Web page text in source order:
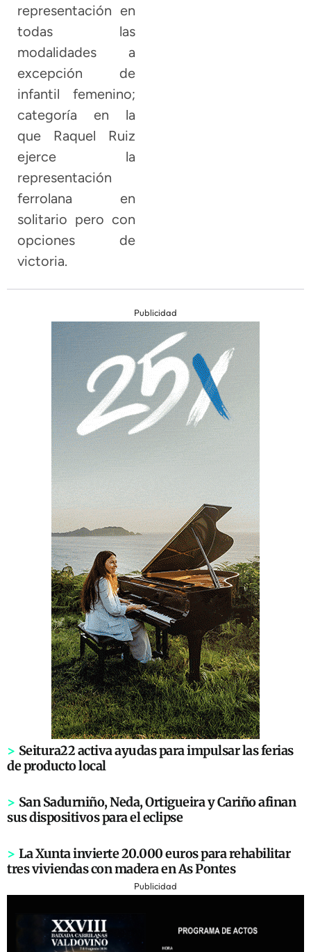
representación en
todas las
modalidades a
excepción de
infantil femenino;
categoría en la
que Raquel Ruiz
ejerce la
representación
ferrolana en
solitario pero con
opciones de
victoria.
Publicidad
> Seitura22 activa ayudas para impulsar las ferias
de producto local
> San Sadurniño, Neda, Ortigueira y Cariño afinan
sus dispositivos para el eclipse
> La Xunta invierte 20.000 euros para rehabilitar
tres viviendas con madera en As Pontes
Publicidad